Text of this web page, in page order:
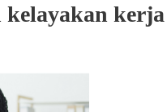
kerja